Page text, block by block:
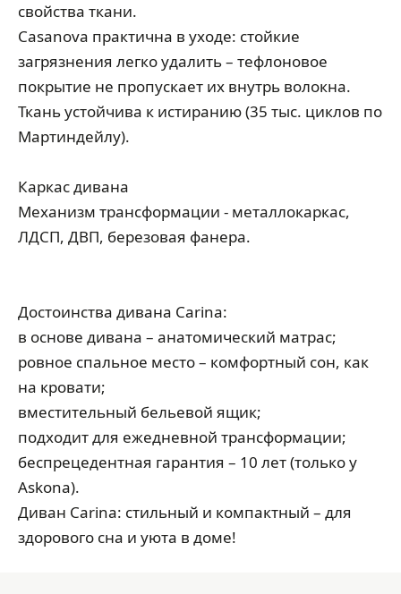
свойства ткани.
Casanova практична в уходе: стойкие
загрязнения легко удалить – тефлоновое
покрытие не пропускает их внутрь волокна.
Ткань устойчива к истиранию (35 тыс. циклов по
Мартиндейлу).
Каркас дивана
Механизм трансформации - металлокаркас,
ЛДСП, ДВП, березовая фанера.
Достоинства дивана Carina:
в основе дивана – анатомический матрас;
ровное спальное место – комфортный сон, как
на кровати;
вместительный бельевой ящик;
подходит для ежедневной трансформации;
беспрецедентная гарантия – 10 лет (только у
Askona).
Диван Carina: стильный и компактный – для
здорового сна и уюта в доме!